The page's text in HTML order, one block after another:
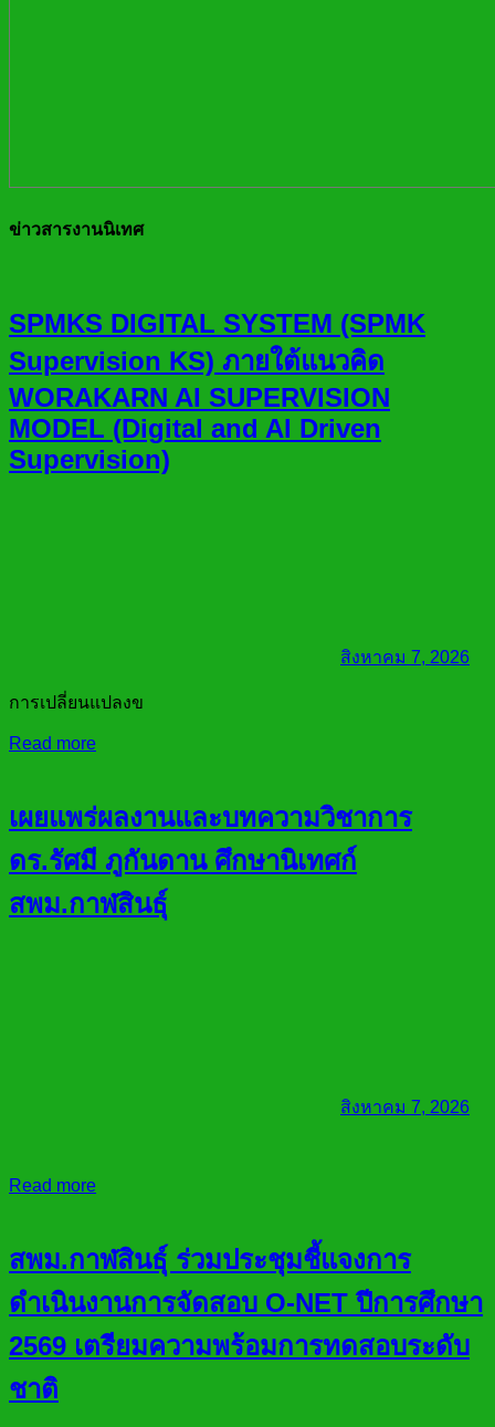
ข่าวสารงานนิเทศ
SPMKS DIGITAL SYSTEM (SPMK
Supervision KS) ภายใต้แนวคิด
WORAKARN AI SUPERVISION
MODEL (Digital and AI Driven
Supervision)
สิงหาคม 7, 2026
การเปลี่ยนแปลงข
Read more
เผยแพร่ผลงานและบทความวิชาการ
ดร.รัศมี ภูกันดาน ศึกษานิเทศก์
สพม.กาฬสินธุ์
สิงหาคม 7, 2026
Read more
สพม.กาฬสินธุ์ ร่วมประชุมชี้แจงการ
ดำเนินงานการจัดสอบ O-NET ปีการศึกษา
2569 เตรียมความพร้อมการทดสอบระดับ
ชาติ